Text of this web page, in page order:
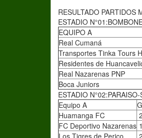
RESULTADO PARTIDOS
ESTADIO
EQUIPO A
Real Cumaná
Transportes Tinka Tours
Residentes de
Real Nazarenas PNP
Boca Juniors
ESTADIO
Equipo A
Huamanga FC
2
FC Deportivo Nazarenas 1
Los Tigres de Perico
2